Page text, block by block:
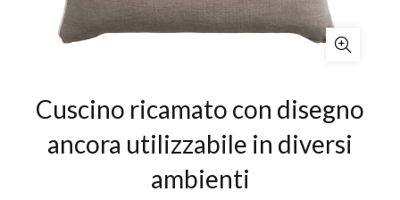
Cuscino ricamato con disegno
ancora utilizzabile in diversi
ambienti